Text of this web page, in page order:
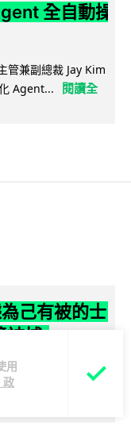
用
政
全自動操
管兼副總裁 Jay Kim
Agent...
閱讀全
己有被的士
被捕
人遺留相機及電
日經港珠澳大橋再